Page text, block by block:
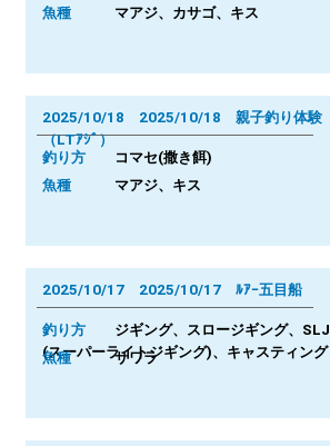
魚種 マアジ、カサゴ、キス
2025/10/18 2025/10/18 親子釣り体験
（LTｱｼﾞ）
釣り方
コマセ(撒き餌)
魚種 マアジ、キス
2025/10/17 2025/10/17 ﾙｱｰ五目船
釣り方 ジギング、スロージギング、SLJ
(スーパーライトジギング)、キャスティング
魚種サワラ